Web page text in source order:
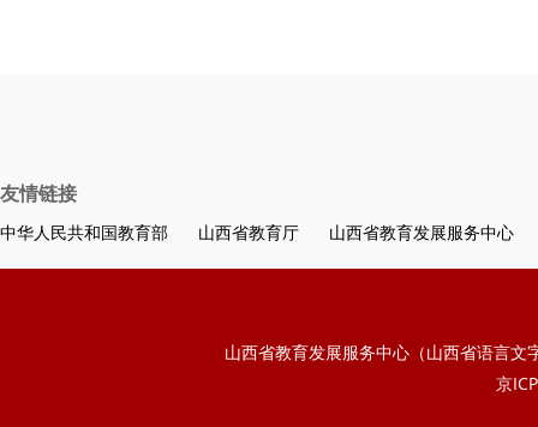
友情链接
中华人民共和国教育部 山西省教育厅 山西省教育发展服务中心
山西省教育发展服务中心（山西省语言文
京